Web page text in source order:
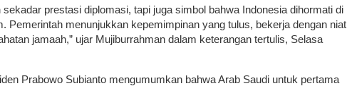
sekadar prestasi diplomasi, tapi juga simbol bahwa Indonesia dihormati di
Pemerintah menunjukkan kepemimpinan yang tulus, bekerja dengan niat
jamaah,” ujar Mujiburrahman dalam keterangan tertulis, Selasa
Prabowo Subianto mengumumkan bahwa Arab Saudi untuk pertama